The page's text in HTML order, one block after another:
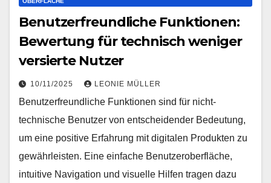
Benutzerfreundliche Funktionen:
Bewertung für technisch weniger
versierte Nutzer
10/11/2025 LEONIE MÜLLER
Benutzerfreundliche Funktionen sind für nicht-
technische Benutzer von entscheidender Bedeutung,
um eine positive Erfahrung mit digitalen Produkten zu
gewährleisten. Eine einfache Benutzeroberfläche,
intuitive Navigation und visuelle Hilfen tragen dazu